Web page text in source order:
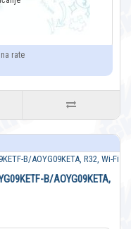
rate
B/AOYG09KETA,